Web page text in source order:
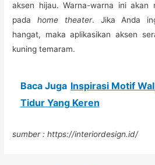
aksen hijau. Warna-warna ini akan
pada home theater. Jika Anda
hangat, maka aplikasikan aksen
kuning temaram.
Baca Juga Inspirasi Motif
Tidur Yang Keren
sumber : https://interiordesign.id/